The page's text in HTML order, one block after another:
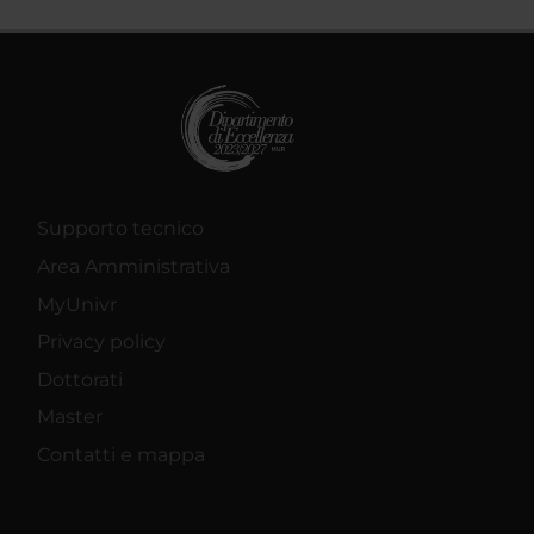
Supporto tecnico
Area Amministrativa
MyUnivr
Privacy policy
Dottorati
Master
Contatti e mappa